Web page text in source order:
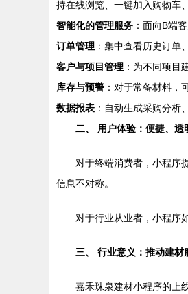
持在线浏览、一键加入购物车
智能化的管理服务 ：面向B端
订单管理 ：集中查看历史订单
客户与项目管理 ：为不同项目
库存与预警 ：对于常备材料，
数据报表 ：自动生成采购分析
二、 用户体验：便捷、透
对于终端消费者，小程序
信息不对称。
对于行业从业者，小程序
三、 行业意义：推动建材
嘉禾珠泉建材小程序的上